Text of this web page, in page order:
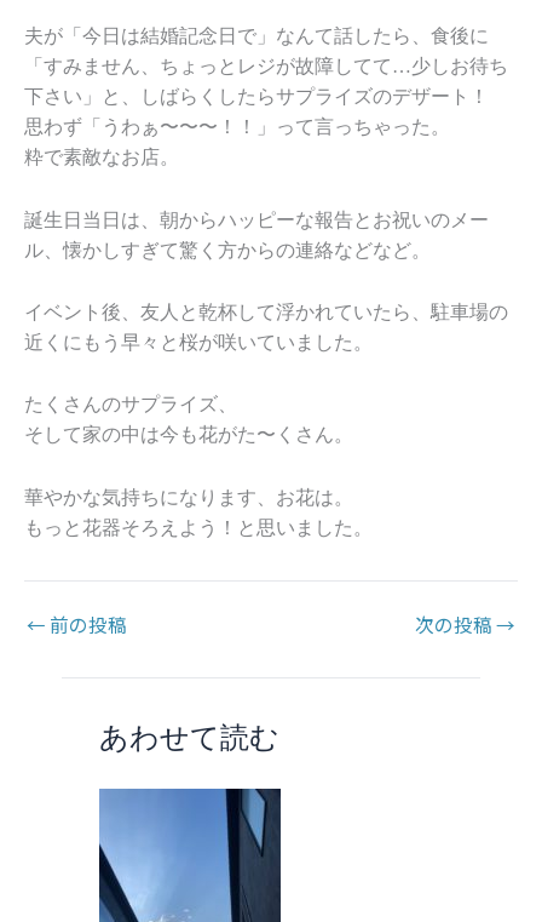
夫が「今日は結婚記念日で」なんて話したら、食後に
「すみません、ちょっとレジが故障してて…少しお待ち
下さい」と、しばらくしたらサプライズのデザート！
思わず「うわぁ〜〜〜！！」って言っちゃった。
粋で素敵なお店。
誕生日当日は、朝からハッピーな報告とお祝いのメー
ル、懐かしすぎて驚く方からの連絡などなど。
イベント後、友人と乾杯して浮かれていたら、駐車場の
近くにもう早々と桜が咲いていました。
たくさんのサプライズ、
そして家の中は今も花がた〜くさん。
華やかな気持ちになります、お花は。
もっと花器そろえよう！と思いました。
← 前の投稿 次の投稿→
あわせて読む